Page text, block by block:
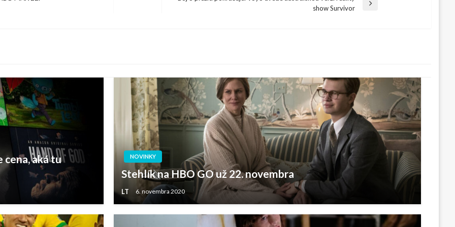
show Survivor
cena, aká tu
NOVINKY
Stehlík na HBO GO už 22. novembra
LT 6. novembra 2020